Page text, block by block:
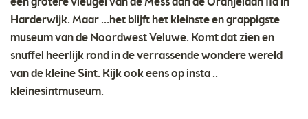
Harderwijk. Maar …het blijft het kleinste en grappigste
museum van de Noordwest Veluwe. Komt dat zien en
snuffel heerlijk rond in de verrassende wondere wereld
van de kleine Sint. Kijk ook eens op insta ..
kleinesintmuseum.